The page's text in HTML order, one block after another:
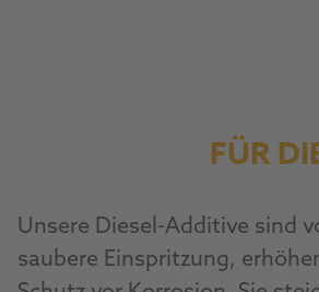
FÜR
Unsere Diesel-Additive sind
saubere Einspritzung,